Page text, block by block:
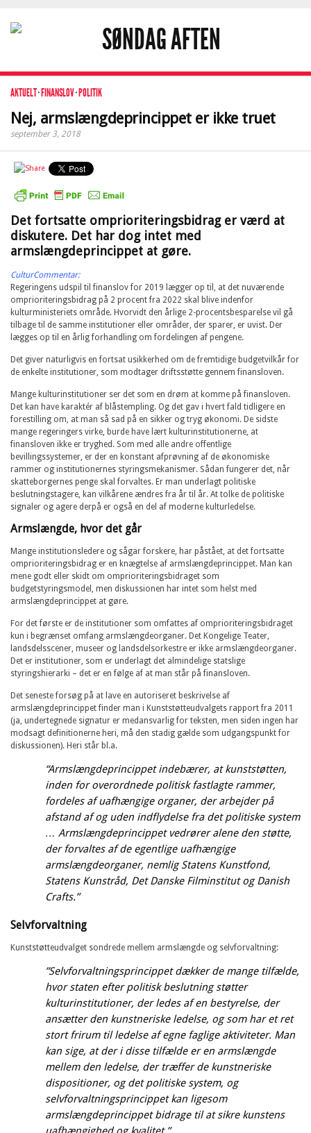
AKTUELT·FINANSLOV·POLITIK
Nej, armslængdeprincippet er ikke truet
september 3, 2018
Det fortsatte omprioriteringsbidrag er værd at
diskutere. Det har dog intet med
armslængdeprincippet at gøre.
CulturCommentar:
Regeringens udspil til finanslov for 2019 lægger op til, at det nuværende
omprioriteringsbidrag på 2 procent fra 2022 skal blive indenfor
kulturministeriets område. Hvorvidt den årlige 2-procentsbesparelse vil gå
tilbage til de samme institutioner eller områder, der sparer, er uvist. Der
lægges op til en årlig forhandling om fordelingen af pengene.
Det giver naturligvis en fortsat usikkerhed om de fremtidige budgetvilkår for
de enkelte institutioner, som modtager driftsstøtte gennem finansloven.
Mange kulturinstitutioner ser det som en drøm at komme på finansloven.
Det kan have karaktér af blåstempling. Og det gav i hvert fald tidligere en
forestilling om, at man så sad på en sikker og tryg økonomi. De sidste
mange regeringers virke, burde have lært kulturinstitutionerne, at
finansloven ikke er tryghed. Som med alle andre offentlige
bevillingssystemer, er der en konstant afprøvning af de økonomiske
rammer og institutionernes styringsmekanismer. Sådan fungerer det, når
skatteborgernes penge skal forvaltes. Er man underlagt politiske
beslutningstagere, kan vilkårene ændres fra år til år. At tolke de politiske
signaler og agere derpå er også en del af moderne kulturledelse.
Armslængde, hvor det går
Mange institutionsledere og sågar forskere, har påstået, at det fortsatte
omprioriteringsbidrag er en knægtelse af armslængdeprincippet. Man kan
mene godt eller skidt om omprioriteringsbidraget som
budgetstyringsmodel, men diskussionen har intet som helst med
armslængdeprincippet at gøre.
For det første er de institutioner som omfattes af omprioriteringsbidraget
kun i begrænset omfang armslængdeorganer. Det Kongelige Teater,
landsdelsscener, museer og landsdelsorkestre er ikke armslængdeorganer.
Det er institutioner, som er underlagt det almindelige statslige
styringshierarki – det er en følge af at man står på finansloven.
Det seneste forsøg på at lave en autoriseret beskrivelse af
armslængdeprincippet finder man i Kunststøtteudvalgets rapport fra 2011
(ja, undertegnede signatur er medansvarlig for teksten, men siden ingen har
modsagt definitionerne heri, må den stadig gælde som udgangspunkt for
diskussionen). Heri står bl.a.
“Armslængdeprincippet indebærer, at kunststøtten,
inden for overordnede politisk fastlagte rammer,
fordeles af uafhængige organer, der arbejder på
afstand af og uden indflydelse fra det politiske system
… Armslængdeprincippet vedrører alene den støtte,
der forvaltes af de egentlige uafhængige
armslængdeorganer, nemlig Statens Kunstfond,
Statens Kunstråd, Det Danske Filminstitut og Danish
Crafts.”
Selvforvaltning
Kunststøtteudvalget sondrede mellem armslængde og selvforvaltning:
”Selvforvaltningsprincippet dækker de mange tilfælde,
hvor staten efter politisk beslutning støtter
kulturinstitutioner, der ledes af en bestyrelse, der
ansætter den kunstneriske ledelse, og som har et ret
stort frirum til ledelse af egne faglige aktiviteter. Man
kan sige, at der i disse tilfælde er en armslængde
mellem den ledelse, der træffer de kunstneriske
dispositioner, og det politiske system, og
selvforvaltningsprincippet kan ligesom
armslængdeprincippet bidrage til at sikre kunstens